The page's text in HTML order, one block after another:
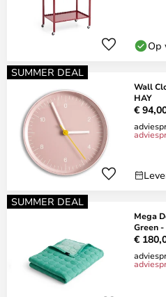
Op
SUMMER DEAL
Wall
HAY
€
SUMMER DEAL
Mega
Green -
€